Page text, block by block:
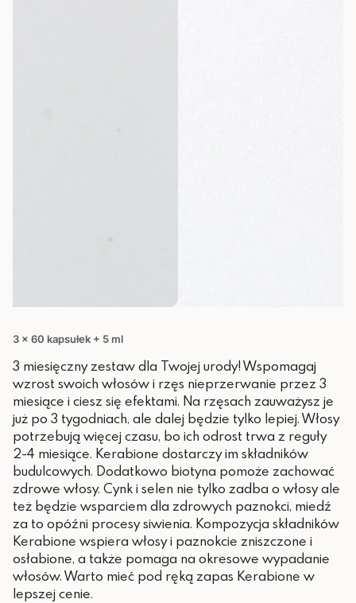
3 x 60 kapsułek + 5 ml
3 miesięczny zestaw dla Twojej urody! Wspomagaj
wzrost swoich włosów i rzęs nieprzerwanie przez 3
miesiące i ciesz się efektami. Na rzęsach zauważysz je
już po 3 tygodniach, ale dalej będzie tylko lepiej. Włosy
potrzebują więcej czasu, bo ich odrost trwa z reguły
2-4 miesiące. Kerabione dostarczy im składników
budulcowych. Dodatkowo biotyna pomoże zachować
zdrowe włosy. Cynk i selen nie tylko zadba o włosy ale
też będzie wsparciem dla zdrowych paznokci, miedź
za to opóźni procesy siwienia. Kompozycja składników
Kerabione wspiera włosy i paznokcie zniszczone i
osłabione, a także pomaga na okresowe wypadanie
włosów. Warto mieć pod ręką zapas Kerabione w
lepszej cenie.